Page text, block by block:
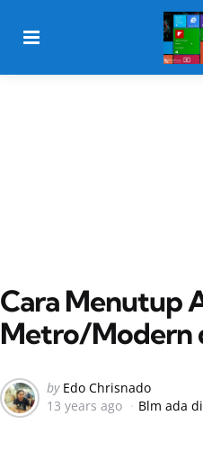
Cara Menutup
Metro/Modern
Posted
by
by Edo Chrisnado
13 years ago
Blm ada